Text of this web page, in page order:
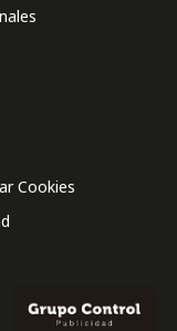
Cookies